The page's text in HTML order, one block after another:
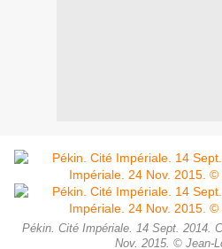
Pékin. Cité Impériale. 14 Sept. 2014.
Nov. 2015. © Jean-